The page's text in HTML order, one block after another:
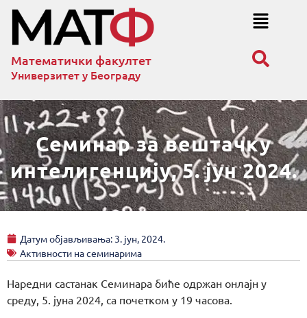
Математички факултет
Универзитет у Београду
Семинар за вештачку
интелигенцију, 5. јун 2024.
Датум објављивања: 3. јун, 2024.
Активности на семинарима
Наредни састанак Семинара биће одржан онлајн у
среду, 5. јуна 2024, са почетком у 19 часова.